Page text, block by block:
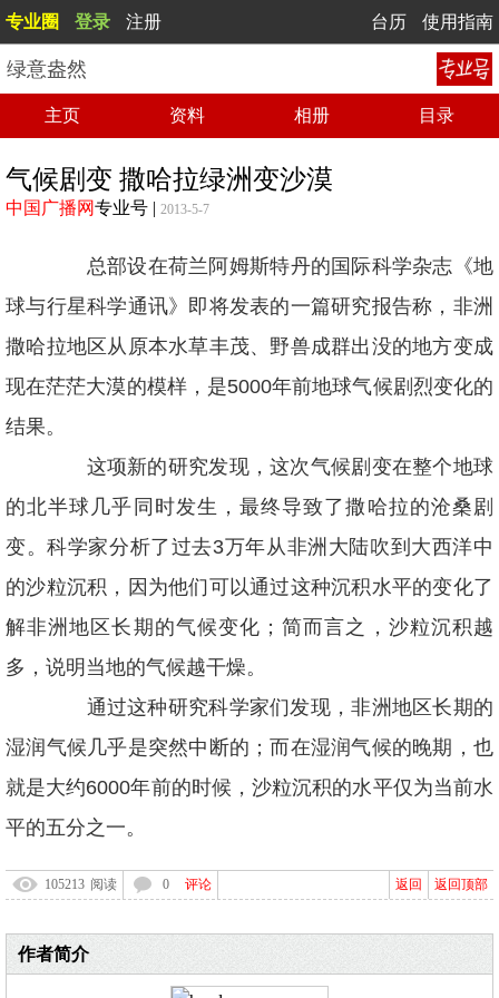
专业圈 登录 注册 台历 使用指南
绿意盎然
主页 资料 相册 目录
气候剧变 撒哈拉绿洲变沙漠
中国广播网专业号 | 2013-5-7
总部设在荷兰阿姆斯特丹的国际科学杂志《地
球与行星科学通讯》即将发表的一篇研究报告称，非洲
撒哈拉地区从原本水草丰茂、野兽成群出没的地方变成
现在茫茫大漠的模样，是5000年前地球气候剧烈变化的
结果。
这项新的研究发现，这次气候剧变在整个地球
的北半球几乎同时发生，最终导致了撒哈拉的沧桑剧
变。科学家分析了过去3万年从非洲大陆吹到大西洋中
的沙粒沉积，因为他们可以通过这种沉积水平的变化了
解非洲地区长期的气候变化；简而言之，沙粒沉积越
多，说明当地的气候越干燥。
通过这种研究科学家们发现，非洲地区长期的
湿润气候几乎是突然中断的；而在湿润气候的晚期，也
就是大约6000年前的时候，沙粒沉积的水平仅为当前水
平的五分之一。
105213 阅读 0 评论 返回顶部
返回
作者简介